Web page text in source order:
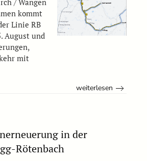
/ Wangen
kommt
Linie RB
August und
mit
weiterlesen
in der
Rötenbach